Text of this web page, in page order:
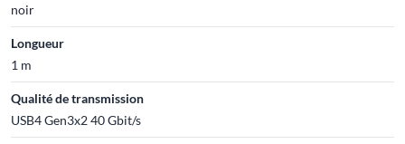
noir
Longueur
1 m
Qualité de transmission
USB4 Gen3x2 40 Gbit/s